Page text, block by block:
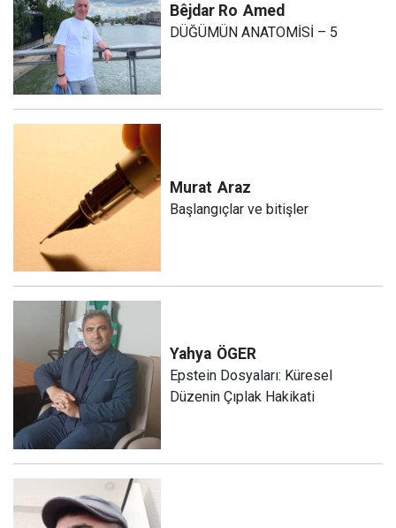
Bêjdar Ro Amed
DÜĞÜMÜN ANATOMİSİ – 5
Murat Araz
Başlangıçlar ve bitişler
Yahya ÖGER
Epstein Dosyaları: Küresel
Düzenin Çıplak Hakikati